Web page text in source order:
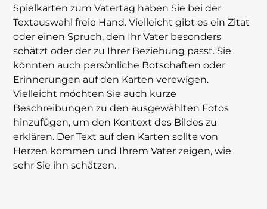
Spielkarten zum Vatertag haben Sie bei der
Textauswahl freie Hand. Vielleicht gibt es ein Zitat
oder einen Spruch, den Ihr Vater besonders
schätzt oder der zu Ihrer Beziehung passt. Sie
könnten auch persönliche Botschaften oder
Erinnerungen auf den Karten verewigen.
Vielleicht möchten Sie auch kurze
Beschreibungen zu den ausgewählten Fotos
hinzufügen, um den Kontext des Bildes zu
erklären. Der Text auf den Karten sollte von
Herzen kommen und Ihrem Vater zeigen, wie
sehr Sie ihn schätzen.